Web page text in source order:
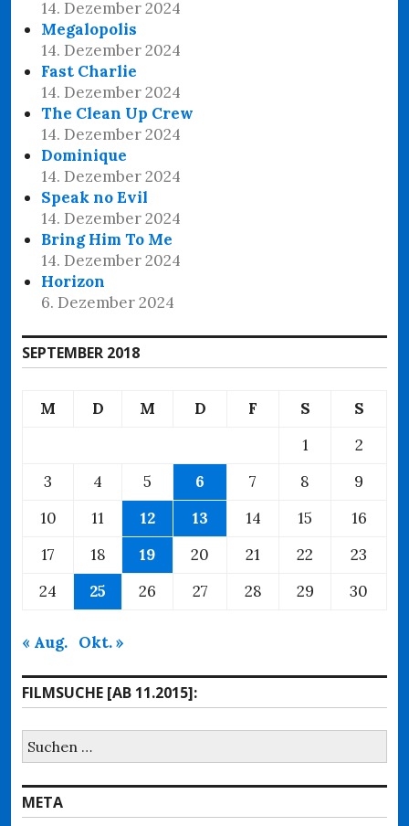
14. Dezember 2024
Megalopolis
14. Dezember 2024
Fast Charlie
14. Dezember 2024
The Clean Up Crew
14. Dezember 2024
Dominique
14. Dezember 2024
Speak no Evil
14. Dezember 2024
Bring Him To Me
14. Dezember 2024
Horizon
6. Dezember 2024
SEPTEMBER 2018
M D M D F S
S
1
2
3
4 5 6 7 8
9
10
11 12 13 14 15
16
17
18 19 20 21 22
23
24
25 26 27 28 29 30
« Aug. Okt. »
FILMSUCHE [AB 11.2015]:
Suchen
nach:
META